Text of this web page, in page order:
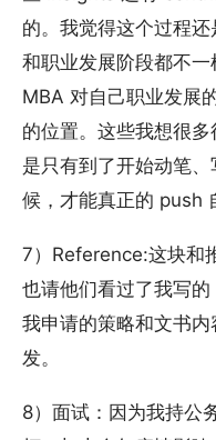
的。我觉得这个过程
和职业发展阶段都不
MBA 对自己职业发展
的位置。这些我想很
是只有到了开始动笔
候，才能真正的 push
7）Reference:这块和
也请他们看过了我写
我申请的策略和文书
发。
8）面试：因为我持公